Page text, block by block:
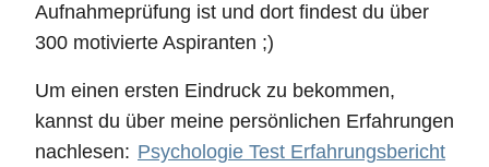
Aufnahmeprüfung ist und dort findest du über
300 motivierte Aspiranten ;)
Um einen ersten Eindruck zu bekommen,
kannst du über meine persönlichen Erfahrungen
nachlesen: Psychologie Test Erfahrungsbericht